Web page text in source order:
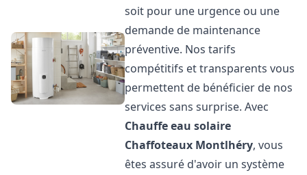
soit pour une urgence ou une
demande de maintenance
préventive. Nos tarifs
compétitifs et transparents vous
permettent de bénéficier de nos
services sans surprise. Avec
Chauffe eau solaire
Chaffoteaux Montlhéry, vous
êtes assuré d'avoir un système